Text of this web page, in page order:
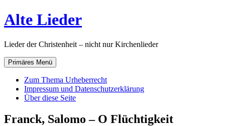
Zum
Inhalt
Alte Lieder
Lieder der Christenheit – nicht nur Kirchenlieder
Primäres Menü
Zum Thema Urheberrecht
Impressum und Datenschutzerklärung
Über diese Seite
Franck, Salomo – O Flüchtigkeit